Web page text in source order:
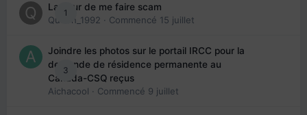
1
La peur de me faire scam
Queen_1992 · Commencé 15 juillet
3
Joindre les photos sur le portail IRCC pour la
demande de résidence permanente au
Canada-CSQ reçus
Aichacool · Commencé 9 juillet